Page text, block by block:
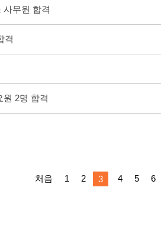
사무원 합격
격
원 2명 합격
처음 1 2 3 4 5 6